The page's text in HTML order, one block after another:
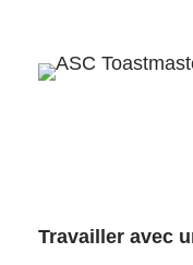
Travailler avec